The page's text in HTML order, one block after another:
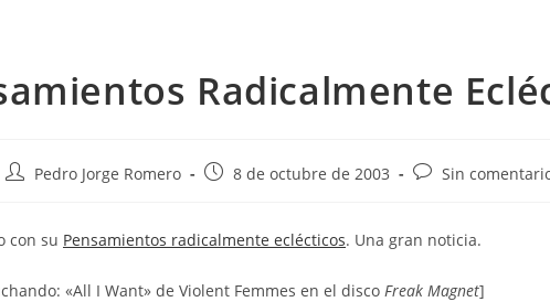
Radicalmente
Autor
entrada:
Pedro Jorge Romero
Publicación
entrada:
8 de octubre de 2003
Comentarios
entrada:
Sin
con su Pensamientos radicalmente eclécticos. Una gran noticia.
«All I Want» de Violent Femmes en el disco Freak Magnet]